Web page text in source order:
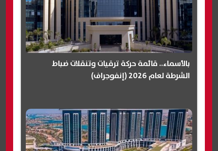
بالأسماء.. قائمة حركة ترقيات وتنقلات ضباط
الشرطة لعام 2026 (إنفوجراف)